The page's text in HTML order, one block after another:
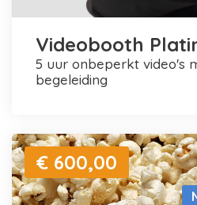
Videobooth
5 uur onbeperkt video's maken + personele
begeleiding
€ 600,00